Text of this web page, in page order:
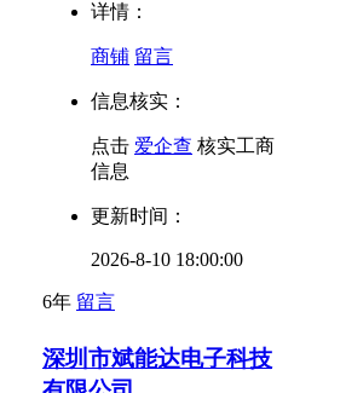
详情：
商铺 留言
信息核实：
点击 爱企查 核实工商
信息
更新时间：
2026-8-10 18:00:00
6年 留言
深圳市斌能达电子科技